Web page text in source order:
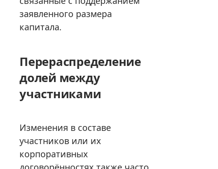
заявленного размера
капитала.
Перераспределение
долей между
участниками
Изменения в составе
участников или их
корпоративных